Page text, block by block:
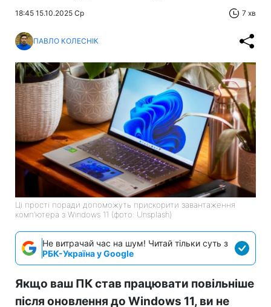
18:45 15.10.2025 Ср 7 хв
ПАВЛО КОЛЕСНІК
Ці прості поради допоможуть прискорити завантаження
комп'ютера з Windows 11 (фото: Unsplash)
Не витрачай час на шум! Читай тільки суть з
РБК-Україна у Google
Якщо ваш ПК став працювати повільніше
після оновлення до Windows 11, ви не